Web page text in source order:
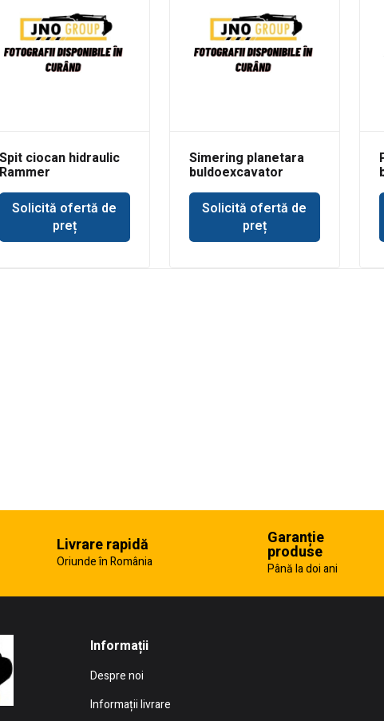
Spit ciocan hidraulic
Rammer
Solicită ofertă de
preț
Simering planetara
buldoexcavator
Solicită ofertă de
preț
Livrare rapidă
Oriunde în România
Garanție
produse
Până la doi ani
Informații
Despre noi
Informații livrare